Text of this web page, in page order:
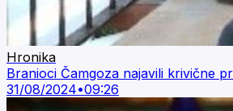
Hronika
Branioci Čamgoza najavili krivične
31/08/2024•09:26